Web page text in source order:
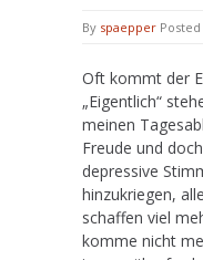
By spaepper
Oft kommt der
„Eigentlich“
meinen
Freude und
depressive
hinzukriegen,
schaffen viel
komme nicht